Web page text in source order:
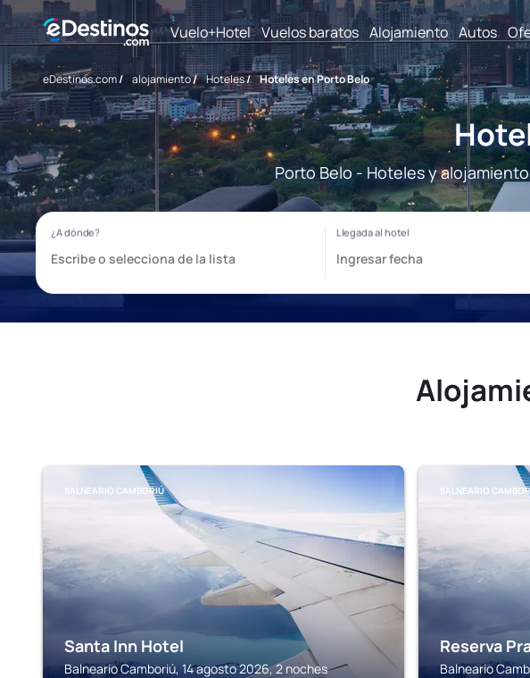
Vuelo+Hotel Vuelos baratos Alojamiento Autos
eDestinos.com/ alojamiento/ Hoteles/ Hoteles en Porto Belo
Porto Belo - Hoteles y
BALNEARIO CAMBORIÚ
Santa Inn Hotel
Balneario Camboriú, 14 agosto 2026, 2 noches
BALNEARIO
Reserva
Balneario